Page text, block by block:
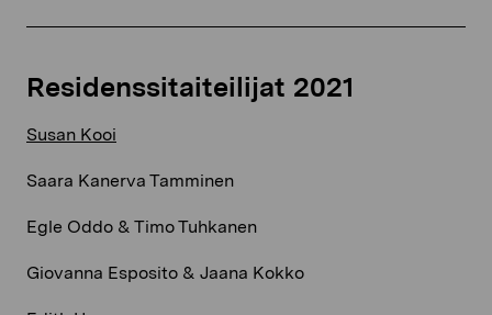
Residenssitaiteilijat 2021
Susan Kooi​
Saara Kanerva Tamminen​
Egle Oddo & Timo Tuhkanen​
Giovanna Esposito & Jaana Kokko​